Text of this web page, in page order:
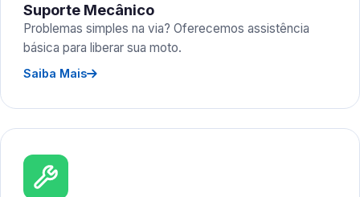
Suporte Mecânico
Problemas simples na via? Oferecemos assistência
básica para liberar sua moto.
Saiba Mais